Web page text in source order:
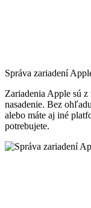
Správa zariadení
Zariadenia Apple sú z
nasadenie. Bez
alebo máte aj iné
potrebujete.